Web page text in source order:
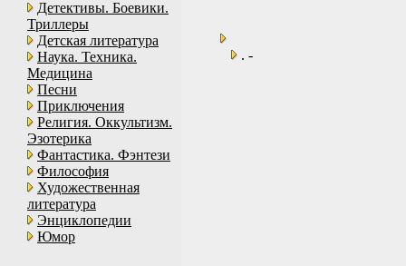
Детективы. Боевики.
Триллеры
Детская литература
Наука. Техника.
Медицина
Песни
Приключения
Религия. Оккультизм.
Эзотерика
Фантастика. Фэнтези
Философия
Художественная
литература
Энциклопедии
Юмор
. -